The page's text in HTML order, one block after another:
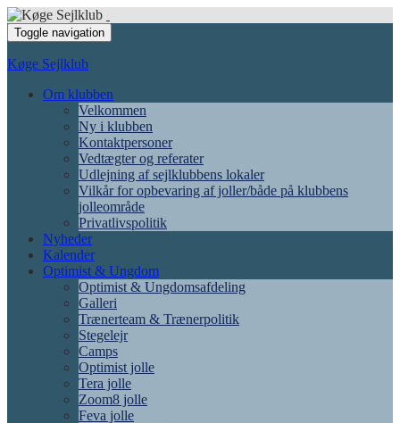
Toggle navigation
Køge Sejlklub
Om klubben
Velkommen
Ny i klubben
Kontaktpersoner
Vedtægter og referater
Udlejning af sejlklubbens lokaler
Vilkår for opbevaring af joller/både på klubbens
jolleområde
Privatlivspolitik
Nyheder
Kalender
Optimist & Ungdom
Optimist & Ungdomsafdeling
Galleri
Trænerteam & Trænerpolitik
Stegelejr
Camps
Optimist jolle
Tera jolle
Zoom8 jolle
Feva jolle